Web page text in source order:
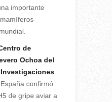
importante
de
Ochoa del
confirmó
de gripe aviar a